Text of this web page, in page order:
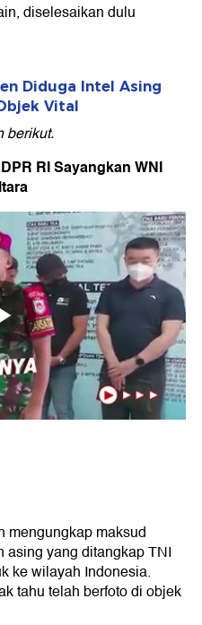
diselesaikan dulu
Diduga Intel Asing
Vital
berikut.
RI Sayangkan WNI
mengungkap maksud
asing yang ditangkap TNI
ke wilayah Indonesia.
tahu telah berfoto di objek